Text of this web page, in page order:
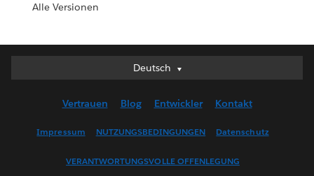
Alle Versionen
Deutsch
Deutsch
English (US)
Français (France)
Vertrauen Blog Entwickler Kontakt
Impressum NUTZUNGSBEDINGUNGEN Datenschutz
VERANTWORTUNGSVOLLE OFFENLEGUNG